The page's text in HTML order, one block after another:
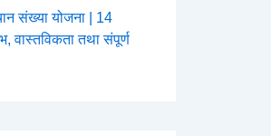
संख्या योजना | 14
तथा संपूर्ण